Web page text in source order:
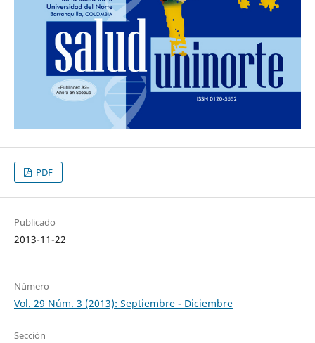
PDF
Publicado
2013-11-22
Número
Vol. 29 Núm. 3 (2013): Septiembre - Diciembre
Sección